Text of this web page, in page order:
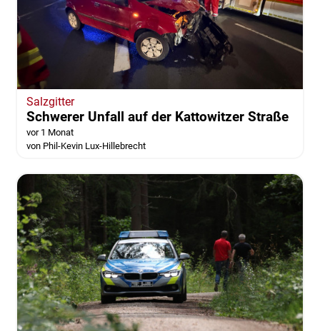
Salzgitter
Schwerer Unfall auf der Kattowitzer Straße
vor 1 Monat
von Phil-Kevin Lux-Hillebrecht